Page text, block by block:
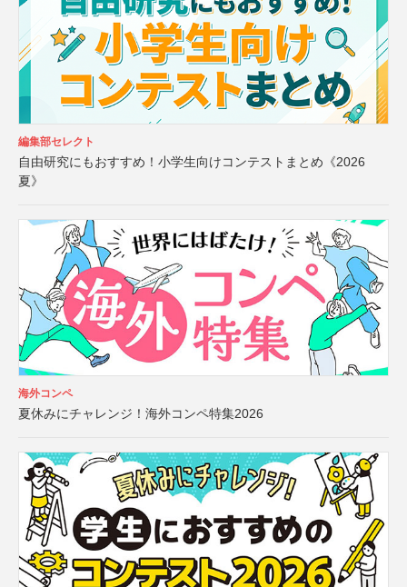
編集部セレクト
自由研究にもおすすめ！小学生向けコンテストまとめ《2026
夏》
海外コンペ
夏休みにチャレンジ！海外コンペ特集2026